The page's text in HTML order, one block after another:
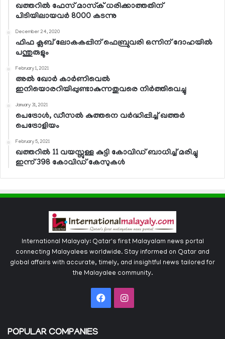
ഖത്തറില്‍ ഫേസ് മാസ്‌ക് ധരിക്കാത്തതിന്
പിടിയിലായവര്‍ 8000 കടന്നു
December 24, 2020
ഫിഫ ക്ലബ് ലോകകപ്പിന് ഫെബ്രുവരി ഒന്നിന് ദോഹയില്‍
പന്തുരുളും
February 1, 2021
അല്‍ ഖോര്‍ കാര്‍ണിവെല്‍
ഇനിയൊരറിയിപ്പുണ്ടാകുന്നതുവരെ നിര്‍ത്തിവെച്ചു
January 31, 2021
പെട്രോള്‍, ഡീസല്‍ കുത്തനെ വര്‍ദ്ധിപ്പിച്ച് ഖത്തര്‍
പെട്രോളിയം
February 5, 2021
ഖത്തറില്‍ 11 വയസ്സുള്ള കുട്ടി കോവിഡ് ബാധിച്ച് മരിച്ചു
ഇന്ന് 398 കോവിഡ് കേസുകള്‍
International Malayaly: Qatar's first Malayalam news portal
connecting Malayalees worldwide. Stay informed on Qatar and
global affairs with accurate, timely, and insightful news tailored for
the Malayalee community.
FacebookInstagram
POPULAR COMPANIES